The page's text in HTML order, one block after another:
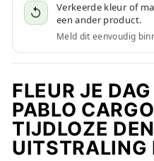
↺
Verkeerde kleur of
een ander product.
Meld dit eenvoudig
FLEUR JE
PABLO
TIJDLOZE
UITSTRALING